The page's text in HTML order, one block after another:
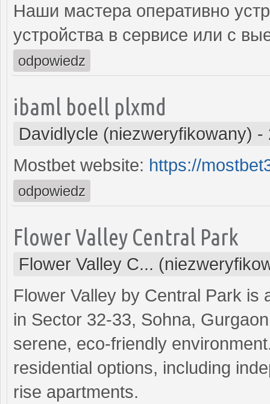
Наши мастера оперативно
устройства в сервисе или с
odpowiedz
ibaml boell plxmd
Davidlycle (niezweryfikowany) -
Mostbet website: https://
odpowiedz
Flower Valley Central Park
Flower Valley C...
Flower Valley by Central Park is
in Sector 32-33, Sohna,
serene, eco-friendly
residential options, including
rise apartments.